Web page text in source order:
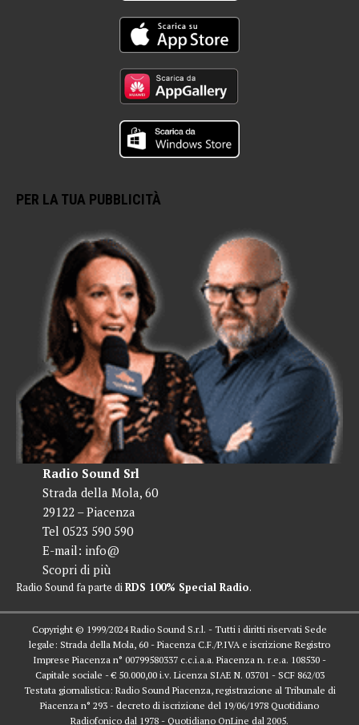
PER LA TUA PUBBLICITÀ
Radio Sound Srl
Strada della Mola, 60
29122 – Piacenza
Tel 0523 590 590
E-mail: info@
Scopri di più
Radio Sound fa parte diRDS 100% Special Radio.
Copyright © 1999/2024 Radio Sound S.r.l. - Tutti i diritti riservati Sede
legale: Strada della Mola, 60 - Piacenza C.F./P.IVA e iscrizione Registro
Imprese Piacenza n° 00799580337 c.c.i.a.a. Piacenza n. r.e.a. 108530 -
Capitale sociale - € 50.000,00 i.v. Licenza SIAE N. 03701 - SCF 862/03
Testata giornalistica: Radio Sound Piacenza, registrazione al Tribunale di
Piacenza n° 293 - decreto di iscrizione del 19/06/1978 Quotidiano
Radiofonico dal 1978 - Quotidiano OnLine dal 2005.